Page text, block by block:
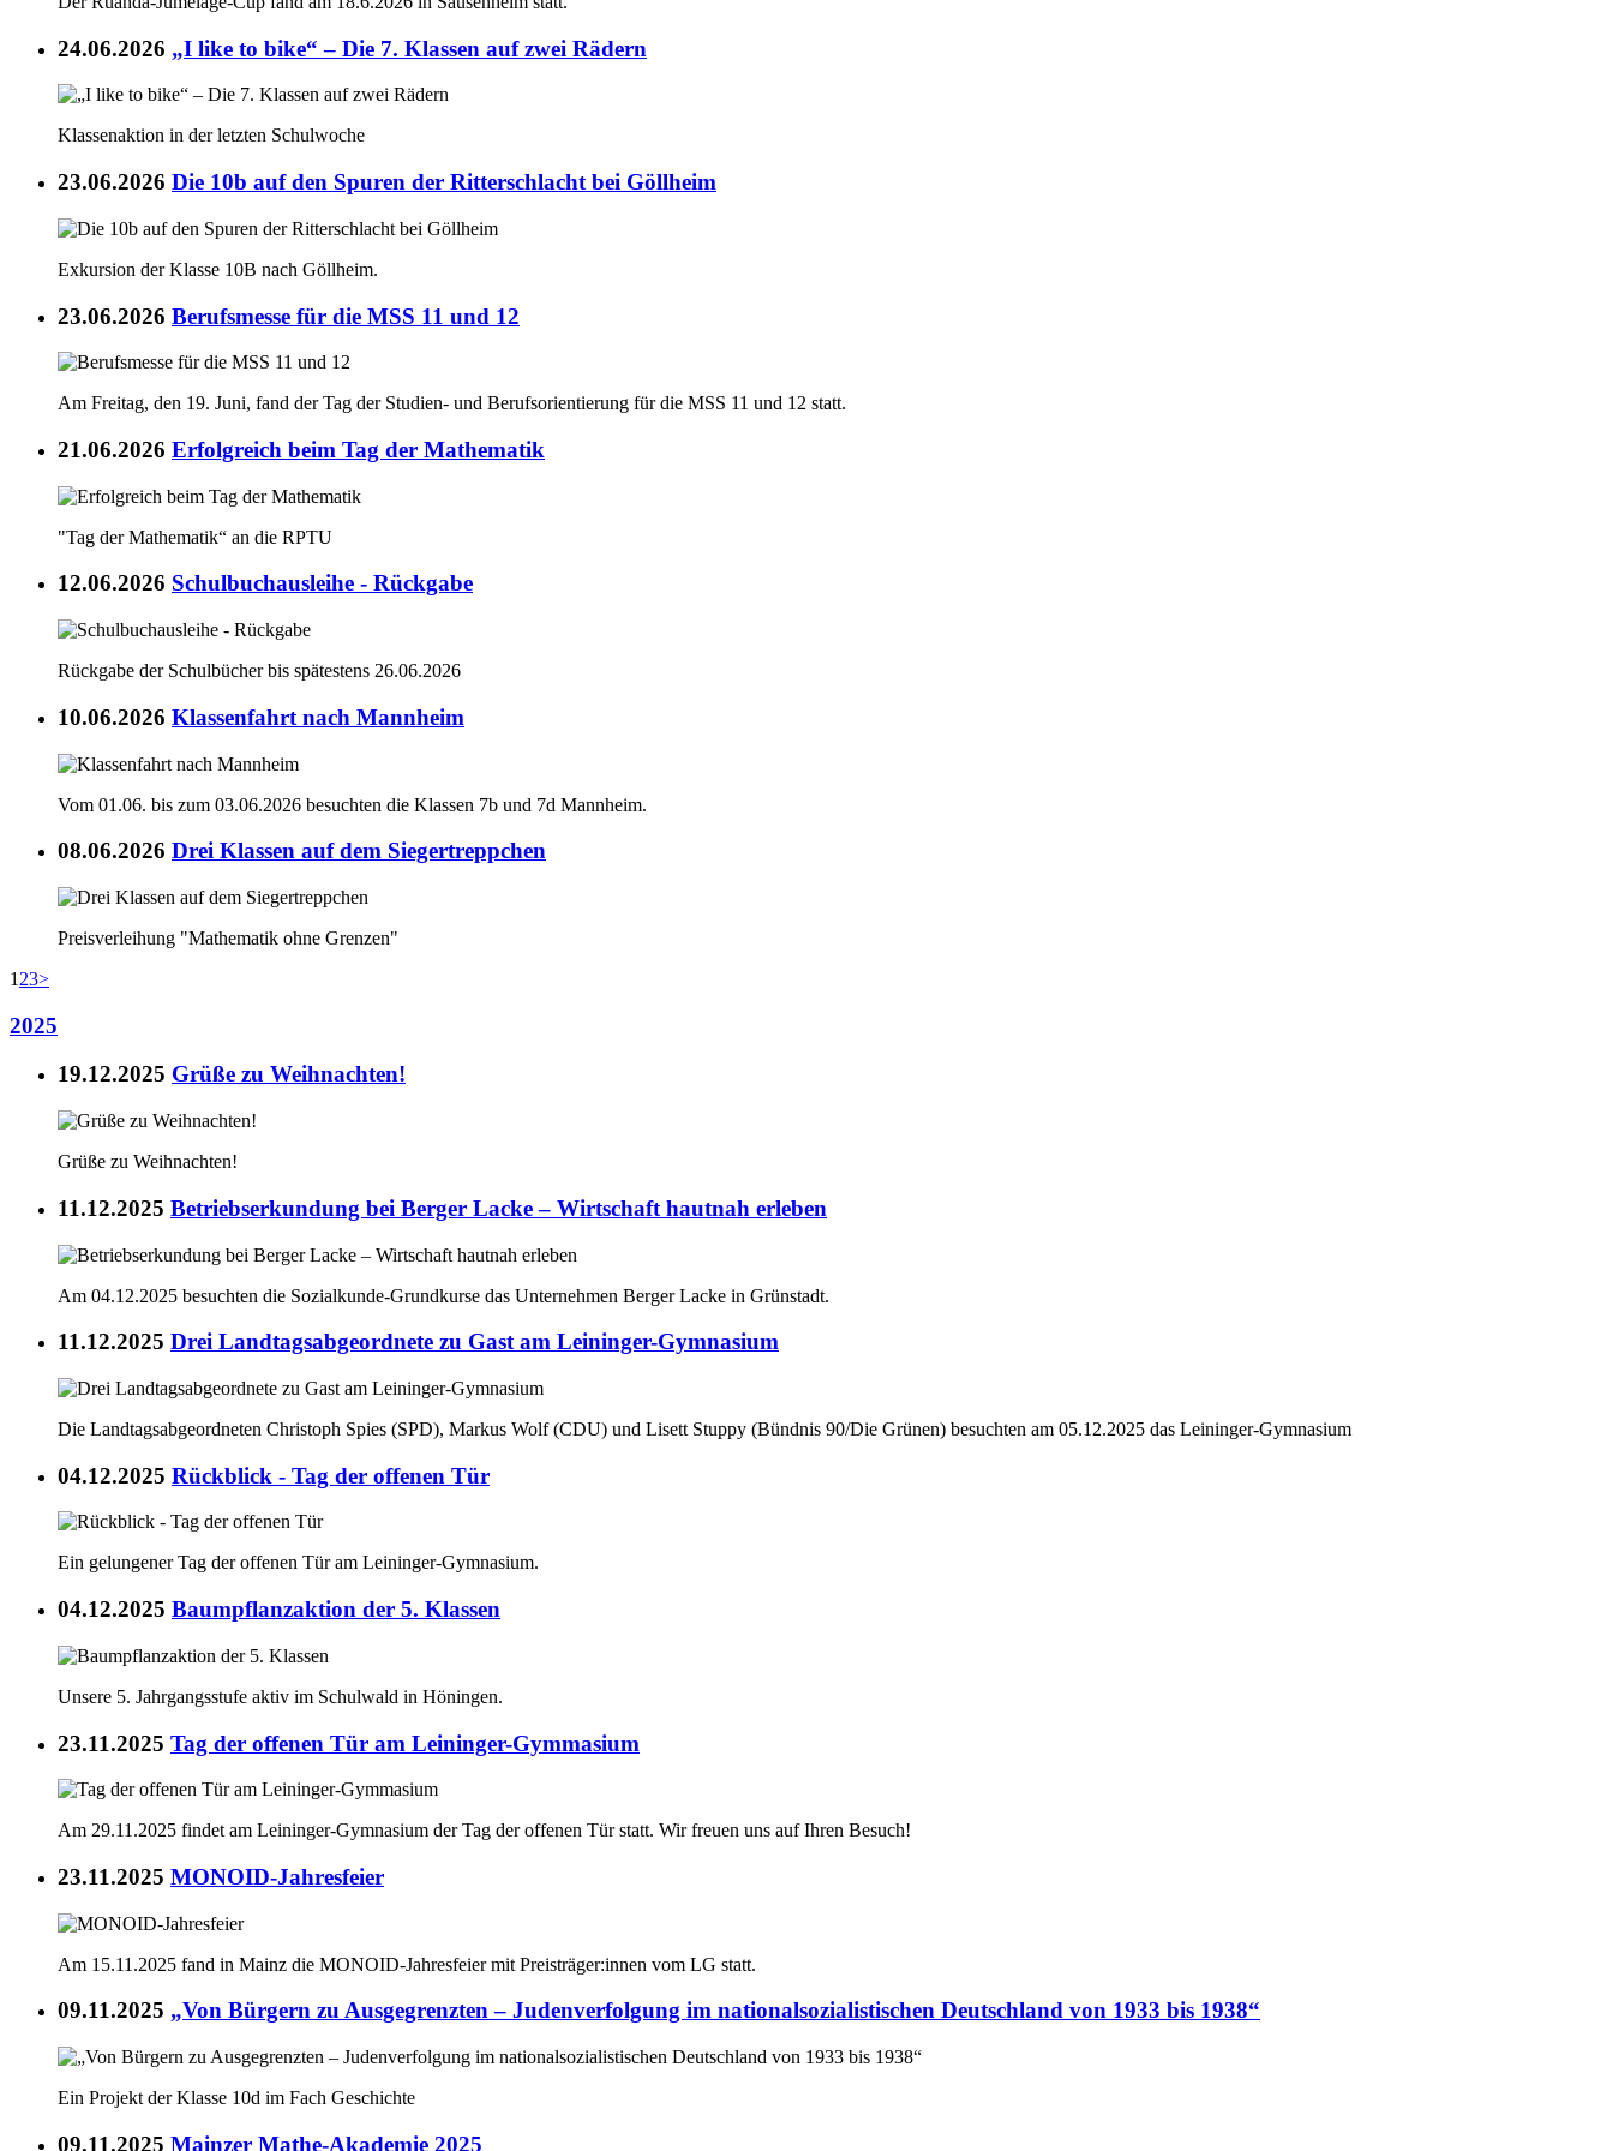
24.06.2026 „I like to bike“ – Die 7. Klassen auf zwei Rädern
Klassenaktion in der letzten Schulwoche
23.06.2026 Die 10b auf den Spuren der Ritterschlacht bei Göllheim
Exkursion der Klasse 10B nach Göllheim.
23.06.2026 Berufsmesse für die MSS 11 und 12
Am Freitag, den 19. Juni, fand der Tag der Studien- und Berufsorientierung für die MSS 11 und 12 statt.
21.06.2026 Erfolgreich beim Tag der Mathematik
"Tag der Mathematik“ an die RPTU
12.06.2026 Schulbuchausleihe - Rückgabe
Rückgabe der Schulbücher bis spätestens 26.06.2026
10.06.2026 Klassenfahrt nach Mannheim
Vom 01.06. bis zum 03.06.2026 besuchten die Klassen 7b und 7d Mannheim.
08.06.2026 Drei Klassen auf dem Siegertreppchen
Preisverleihung "Mathematik ohne Grenzen"
1 23>
2025
19.12.2025 Grüße zu Weihnachten!
Grüße zu Weihnachten!
11.12.2025 Betriebserkundung bei Berger Lacke – Wirtschaft hautnah erleben
Am 04.12.2025 besuchten die Sozialkunde-Grundkurse das Unternehmen Berger Lacke in Grünstadt.
11.12.2025 Drei Landtagsabgeordnete zu Gast am Leininger-Gymnasium
Die Landtagsabgeordneten Christoph Spies (SPD), Markus Wolf (CDU) und Lisett Stuppy (Bündnis 90/Die Grünen) besuchten am 05.12.2025 das Leininger-Gymnasium
04.12.2025 Rückblick - Tag der offenen Tür
Ein gelungener Tag der offenen Tür am Leininger-Gymnasium.
04.12.2025 Baumpflanzaktion der 5. Klassen
Unsere 5. Jahrgangsstufe aktiv im Schulwald in Höningen.
23.11.2025 Tag der offenen Tür am Leininger-Gymmasium
Am 29.11.2025 findet am Leininger-Gymnasium der Tag der offenen Tür statt. Wir freuen uns auf Ihren Besuch!
23.11.2025 MONOID-Jahresfeier
Am 15.11.2025 fand in Mainz die MONOID-Jahresfeier mit Preisträger:innen vom LG statt.
09.11.2025 „Von Bürgern zu Ausgegrenzten – Judenverfolgung im nationalsozialistischen Deutschland von 1933 bis 1938“
Ein Projekt der Klasse 10d im Fach Geschichte
09.11.2025 Mainzer Mathe-Akademie 2025